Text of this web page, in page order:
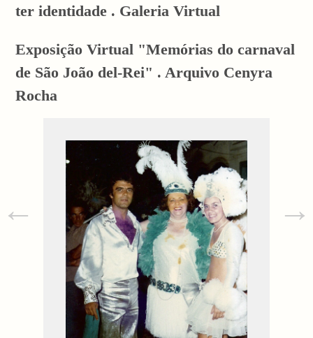
ter identidade . Galeria Virtual
Exposição Virtual "Memórias do carnaval
de São João del-Rei" . Arquivo Cenyra
Rocha
← →